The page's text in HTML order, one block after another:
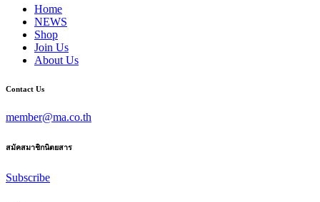
Home
NEWS
Shop
Join Us
About Us
Contact Us
member@ma.co.th
สมัคสมาชิกนิตยสาร
Subscribe